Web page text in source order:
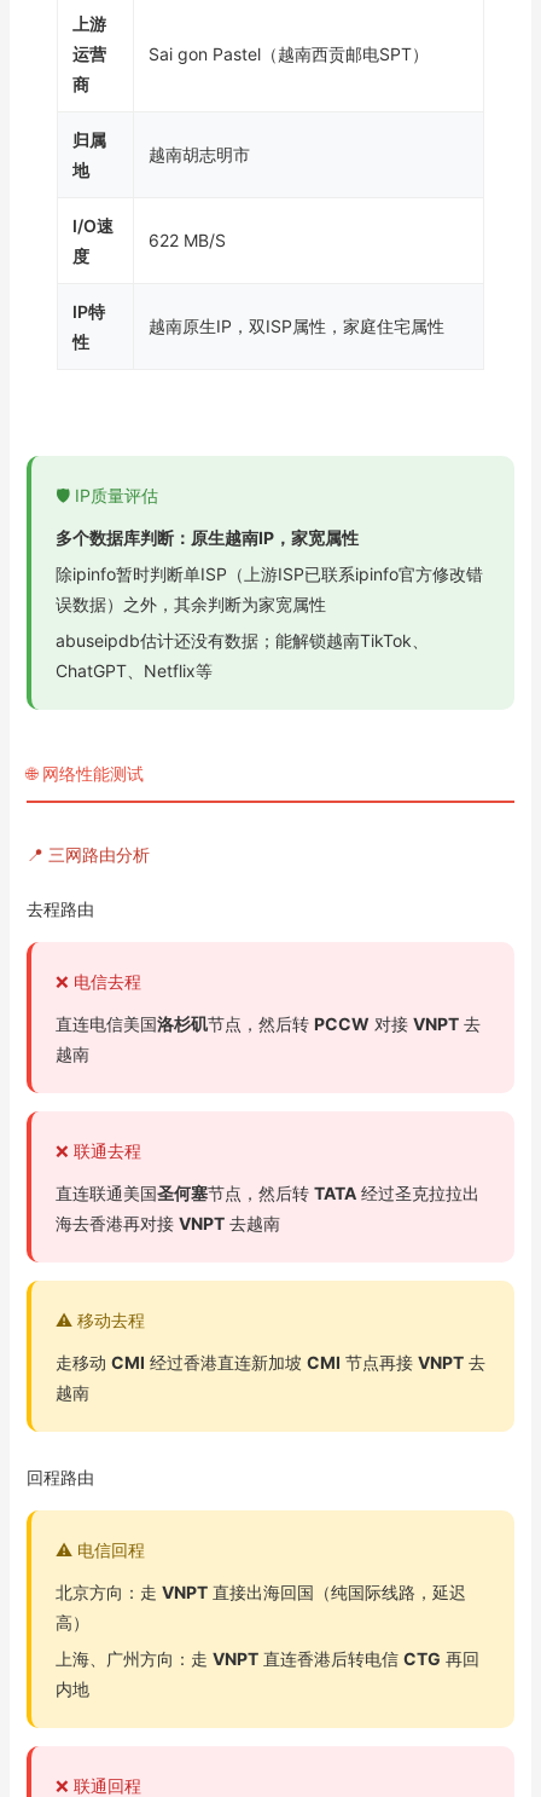
上游
运营
商
Sai gon Pastel（越南西贡邮电SPT）
归属
地
越南胡志明市
I/O速
度
622 MB/S
IP特
性
越南原生IP，双ISP属性，家庭住宅属性
🛡️ IP质量评估
多个数据库判断：原生越南IP，家宽属性
除ipinfo暂时判断单ISP（上游ISP已联系ipinfo官方修改错
误数据）之外，其余判断为家宽属性
abuseipdb估计还没有数据；能解锁越南TikTok、
ChatGPT、Netflix等
🌐 网络性能测试
📍 三网路由分析
去程路由
❌ 电信去程
直连电信美国洛杉矶节点，然后转 PCCW 对接 VNPT去
越南
❌ 联通去程
直连联通美国圣何塞节点，然后转 TATA经过圣克拉拉出
海去香港再对接 VNPT去越南
⚠️ 移动去程
走移动 CMI 经过香港直连新加坡 CMI 节点再接 VNPT去
越南
回程路由
⚠️ 电信回程
北京方向：走 VNPT直接出海回国（纯国际线路，延迟
高）
上海、广州方向：走 VNPT直连香港后转电信 CTG 再回
内地
❌ 联通回程